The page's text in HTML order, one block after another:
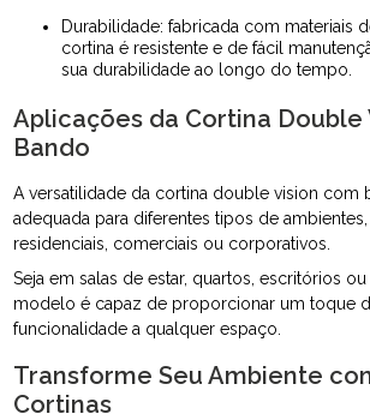
Durabilidade: fabricada com materiais de qualidade, essa
cortina é resistente e de fácil
sua durabilidade ao longo do tempo.
Aplicações da Cortina Double
Bando
A versatilidade da cortina double vision com
adequada para diferentes tipos de
residenciais, comerciais ou corporativos.
Seja em salas de estar, quartos, escritórios
modelo é capaz de proporcionar um toque
funcionalidade a qualquer espaço.
Transforme Seu Ambiente
Cortinas